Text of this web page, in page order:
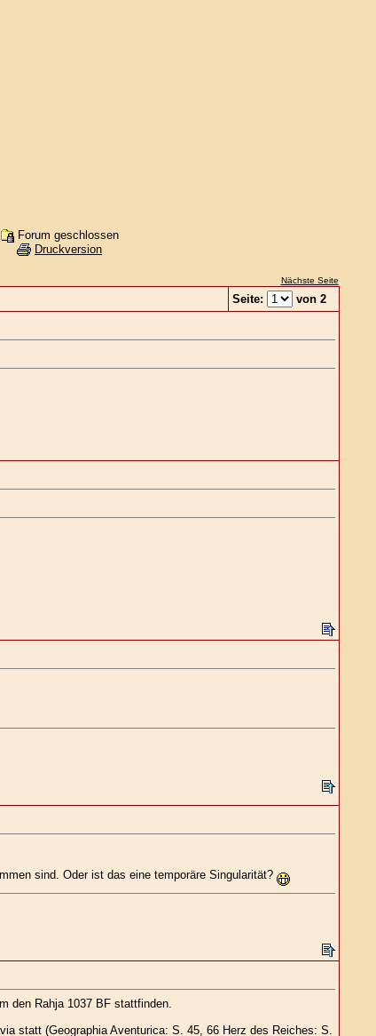
Forum geschlossen
Druckversion
Nächste Seite
Seite:
von 2
sind. Oder ist das eine temporäre Singularität?
den Rahja 1037 BF stattfinden.
statt (Geographia Aventurica: S. 45, 66 Herz des Reiches: S.